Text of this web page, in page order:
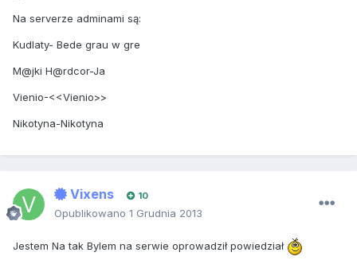
Na serverze adminami są:
Kudlaty- Bede grau w gre
M@jki H@rdcor-Ja
Vienio-<<Vienio>>
Nikotyna-Nikotyna
Vixens 10
Opublikowano 1 Grudnia 2013
Jestem Na tak Bylem na serwie oprowadził powiedział